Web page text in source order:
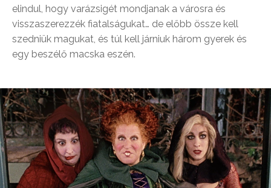
elindul, hogy varázsigét mondjanak a városra és
visszaszerezzék fiatalságukat… de előbb össze kell
szedniük magukat, és túl kell járniuk három gyerek és
egy beszélő macska eszén.